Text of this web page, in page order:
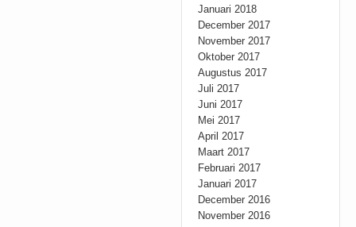
Januari 2018
December 2017
November 2017
Oktober 2017
Augustus 2017
Juli 2017
Juni 2017
Mei 2017
April 2017
Maart 2017
Februari 2017
Januari 2017
December 2016
November 2016